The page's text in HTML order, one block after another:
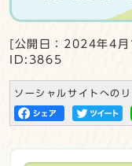
[公開日：2024年4月
ID:3865
ソーシャルサイトへの